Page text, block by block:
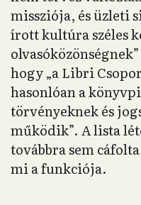
missziója, és üzleti
írott kultúra széles
hogy „a Libri
hasonlóan a
törvényeknek és
működik”. A lista
továbbra sem
mi a funkciója.